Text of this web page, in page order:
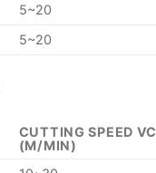
5~20
5~20
CUTTING SPEED VC
(M/MIN)